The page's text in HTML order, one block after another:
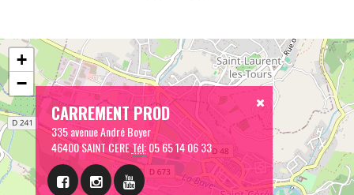
CARREMENT PROD
335 avenue André Boyer
46400 SAINT CERETél: 05 65 14 06 33
+
−